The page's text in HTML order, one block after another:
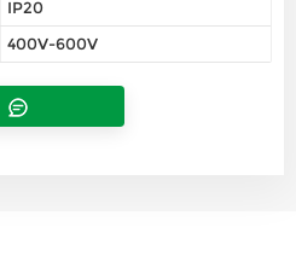
IP20
400V-600V